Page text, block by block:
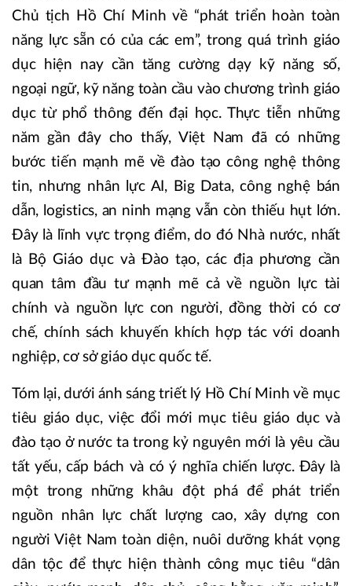
Chủ tịch Hồ Chí Minh về “phát triển hoàn toàn
năng lực sẵn có của các em”, trong quá trình giáo
dục hiện nay cần tăng cường dạy kỹ năng số,
ngoại ngữ, kỹ năng toàn cầu vào chương trình giáo
dục từ phổ thông đến đại học. Thực tiễn những
năm gần đây cho thấy, Việt Nam đã có những
bước tiến mạnh mẽ về đào tạo công nghệ thông
tin, nhưng nhân lực AI, Big Data, công nghệ bán
dẫn, logistics, an ninh mạng vẫn còn thiếu hụt lớn.
Đây là lĩnh vực trọng điểm, do đó Nhà nước, nhất
là Bộ Giáo dục và Đào tạo, các địa phương cần
quan tâm đầu tư mạnh mẽ cả về nguồn lực tài
chính và nguồn lực con người, đồng thời có cơ
chế, chính sách khuyến khích hợp tác với doanh
nghiệp, cơ sở giáo dục quốc tế.
Tóm lại, dưới ánh sáng triết lý Hồ Chí Minh về mục
tiêu giáo dục, việc đổi mới mục tiêu giáo dục và
đào tạo ở nước ta trong kỷ nguyên mới là yêu cầu
tất yếu, cấp bách và có ý nghĩa chiến lược. Đây là
một trong những khâu đột phá để phát triển
nguồn nhân lực chất lượng cao, xây dựng con
người Việt Nam toàn diện, nuôi dưỡng khát vọng
dân tộc để thực hiện thành công mục tiêu “dân